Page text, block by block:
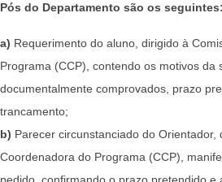
Pós do Departamento são os seguintes:
a) Requerimento do aluno, dirigido à
Programa (CCP), contendo os motivos da
documentalmente comprovados, prazo
trancamento;
b) Parecer circunstanciado do Orientador,
Coordenadora do Programa (CCP),
pedido, confirmando o prazo pretendido e